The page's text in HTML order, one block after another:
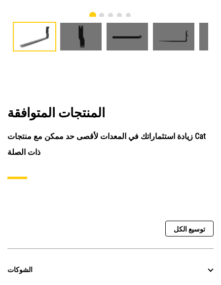
المنتجات المتوافقة
زيادة استثماراتك في المعدات لأقصى حد ممكن مع منتجات Cat
ذات الصلة
توسيع الكل
الشوكات